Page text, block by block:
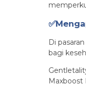
Di
bagi
Maxboost